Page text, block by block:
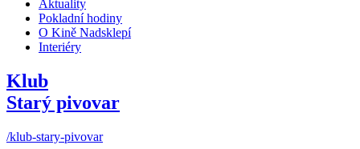
Aktuality
Pokladní hodiny
O Kině Nadsklepí
Interiéry
Klub
Starý pivovar
/klub-stary-pivovar